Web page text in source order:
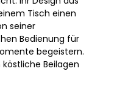
Tisch einen
seiner
Bedienung für
begeistern.
Beilagen